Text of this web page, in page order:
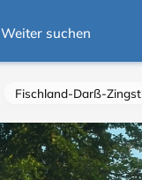
Weiter suchen
Fischland-Darß-Zingst